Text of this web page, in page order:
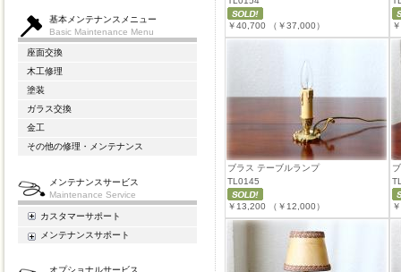
基本メンテナンスメニュー
Basic Maintenance Menu
座面交換
木工修理
塗装
ガラス交換
金工
その他の修理・メンテナンス
メンテナンスサービス
Maintenance Service
カスタマーサポート
メンテナンスサポート
オプショナルサービス
￥40,700 （￥37,000）
ブラス テーブルランプ
TL0145
￥13,200 （￥12,000）